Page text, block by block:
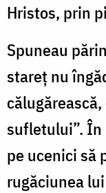
Hristos, prin
Spuneau
stareț nu
sufletului”.
pe ucenici să
rugăciunea